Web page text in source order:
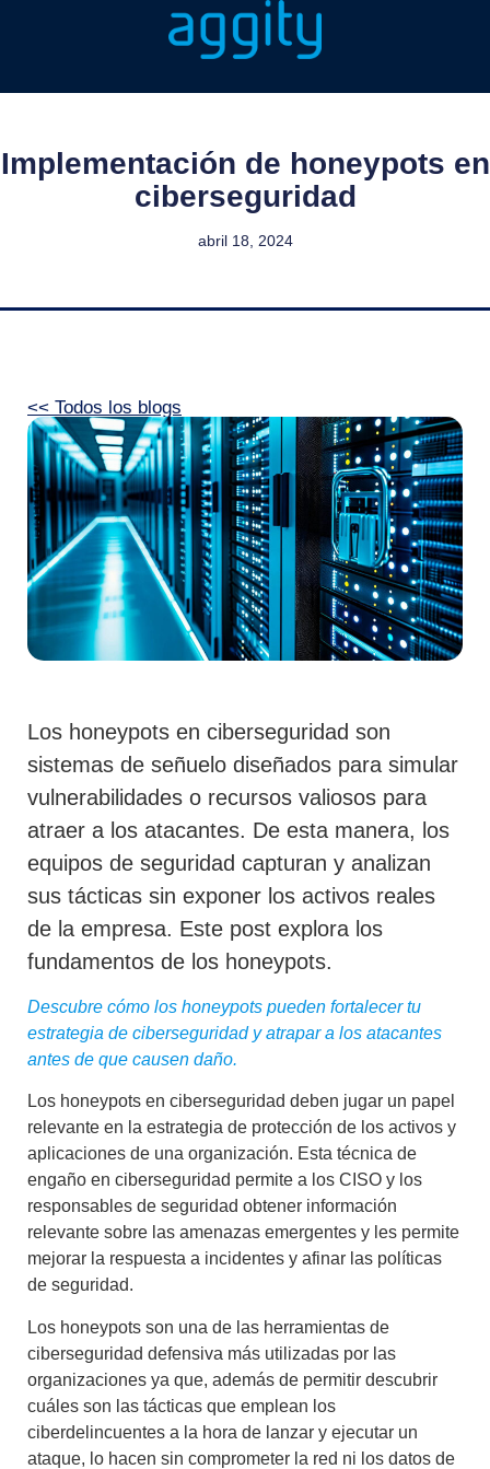
Implementación de honeypots en
ciberseguridad
abril 18, 2024
<< Todos los blogs
Los honeypots en ciberseguridad son
sistemas de señuelo diseñados para simular
vulnerabilidades o recursos valiosos para
atraer a los atacantes. De esta manera, los
equipos de seguridad capturan y analizan
sus tácticas sin exponer los activos reales
de la empresa. Este post explora los
fundamentos de los honeypots.
Descubre cómo los honeypots pueden fortalecer tu
estrategia de ciberseguridad y atrapar a los atacantes
antes de que causen daño.
Los honeypots en ciberseguridad deben jugar un papel
relevante en la estrategia de protección de los activos y
aplicaciones de una organización. Esta técnica de
engaño en ciberseguridad permite a los CISO y los
responsables de seguridad obtener información
relevante sobre las amenazas emergentes y les permite
mejorar la respuesta a incidentes y afinar las políticas
de seguridad.
Los honeypots son una de las herramientas de
ciberseguridad defensiva más utilizadas por las
organizaciones ya que, además de permitir descubrir
cuáles son las tácticas que emplean los
ciberdelincuentes a la hora de lanzar y ejecutar un
ataque, lo hacen sin comprometer la red ni los datos de